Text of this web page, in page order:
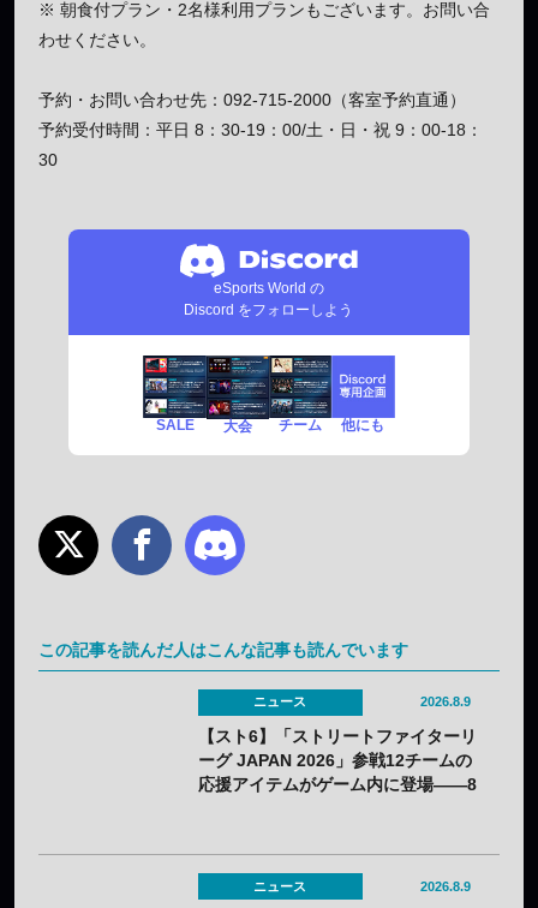
※ 朝食付プラン・2名様利用プランもございます。お問い合
わせください。
予約・お問い合わせ先：092-715-2000（客室予約直通）
予約受付時間：平日 8：30-19：00/土・日・祝 9：00-18：
30
eSports World の
Discord をフォローしよう
SALE 大会 チーム 他にも
この記事を読んだ人はこんな記事も読んでいます
ニュース 2026.8.9
【スト6】「ストリートファイターリ
ーグ JAPAN 2026」参戦12チームの
応援アイテムがゲーム内に登場——8
ニュース 2026.8.9